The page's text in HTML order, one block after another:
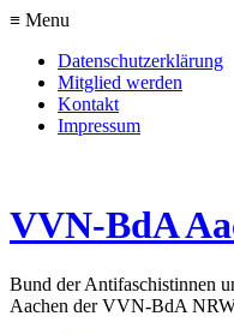
≡ Menu
Datenschutzerklärung
Mitglied werden
Kontakt
Impressum
VVN-BdA
Bund der Antifaschistinnen
Aachen der VVN-BdA